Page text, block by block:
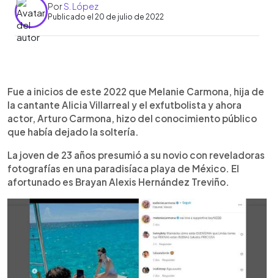
PorS. López
Publicado el 20 de julio de 2022
► Escuchar artículo
Fue a inicios de este 2022 que Melanie Carmona, hija de
la cantante Alicia Villarreal y el exfutbolista y ahora
actor, Arturo Carmona, hizo del conocimiento público
que había dejado la soltería.
La joven de 23 años presumió a su novio con reveladoras
fotografías en una paradisíaca playa de México. El
afortunado es Brayan Alexis Hernández Treviño.